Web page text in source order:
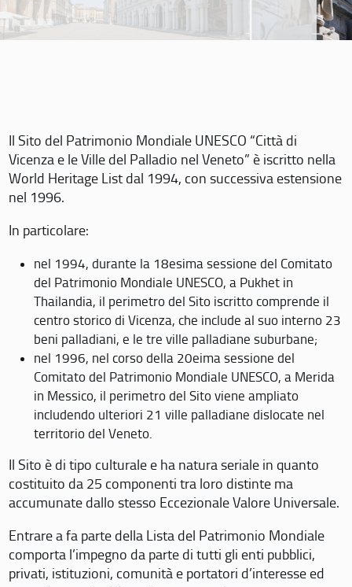
Il Sito del Patrimonio Mondiale UNESCO “Città di
Vicenza e le Ville del Palladio nel Veneto” è iscritto nella
World Heritage List dal 1994, con successiva estensione
nel 1996.
In particolare:
nel 1994, durante la 18esima sessione del Comitato
del Patrimonio Mondiale UNESCO, a Pukhet in
Thailandia, il perimetro del Sito iscritto comprende il
centro storico di Vicenza, che include al suo interno 23
beni palladiani, e le tre ville palladiane suburbane;
nel 1996, nel corso della 20eima sessione del
Comitato del Patrimonio Mondiale UNESCO, a Merida
in Messico, il perimetro del Sito viene ampliato
includendo ulteriori 21 ville palladiane dislocate nel
territorio del Veneto.
Il Sito è di tipo culturale e ha natura seriale in quanto
costituito da 25 componenti tra loro distinte ma
accumunate dallo stesso Eccezionale Valore Universale.
Entrare a fa parte della Lista del Patrimonio Mondiale
comporta l’impegno da parte di tutti gli enti pubblici,
privati, istituzioni, comunità e portatori d’interesse ed